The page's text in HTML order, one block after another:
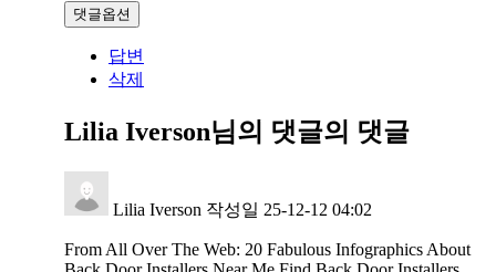
댓글옵션
답변
삭제
Lilia Iverson님의 댓글의 댓글
Lilia Iverson 작성일 25-12-12 04:02
From All Over The Web: 20 Fabulous Infographics About